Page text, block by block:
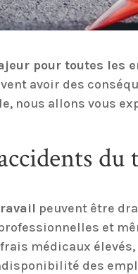
pour toutes les
avoir des
nous allons vous
peuvent être
et
médicaux
des